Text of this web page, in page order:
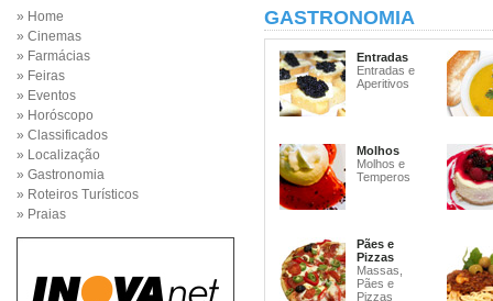
» Home
» Cinemas
» Farmácias
» Feiras
» Eventos
» Horóscopo
» Classificados
» Localização
» Gastronomia
» Roteiros Turísticos
» Praias
GASTRONOMIA
Entradas
Entradas e
Aperitivos
Molhos
Molhos e
Temperos
Pães e
Pizzas
Massas,
Pães e
Pizzas